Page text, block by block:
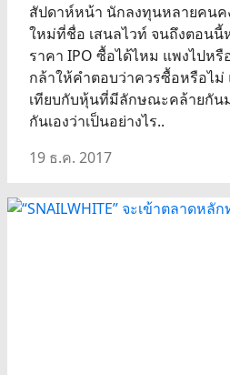
สัปดาห์หน้า นักลงทุนหลายคนค
ใหม่ที่ชื่อ เสนลไวท์ จนถึงตอน
ราคา IPO ซื้อได้ไหม แพงไปห
กล้าให้คำตอบว่าควรซื้อหรือไม่
เทียบกับหุ้นที่มีลักษณะคล้ายกัน
กันเองว่าเป็นอย่างไร..
19 ธ.ค. 2017